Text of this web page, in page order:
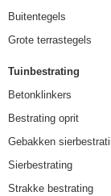
Buitentegels
Grote terrastegels
Tuinbestrating
Betonklinkers
Bestrating oprit
Gebakken
Sierbestrating
Strakke bestrating